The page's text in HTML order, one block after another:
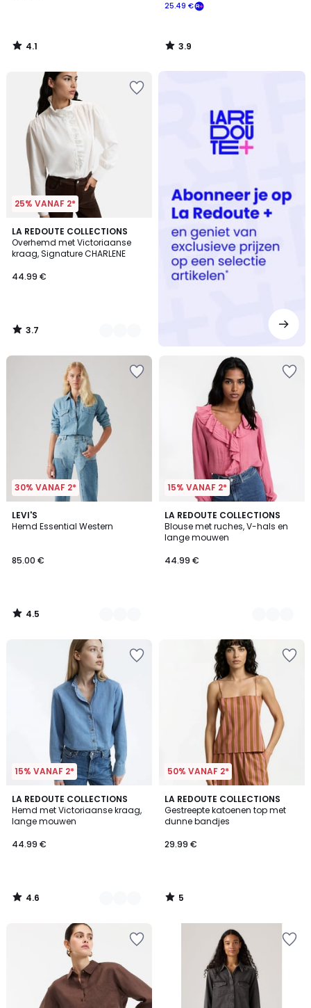
4.1
/
25.49 €
3.9
/
25% VANAF 2*
LA REDOUTE COLLECTIONS
Overhemd met Victoriaanse
kraag, Signature CHARLENE
44.99 €
3.7
/ 5
2
Kleuren
3.7
/
30% VANAF 2*
LEVI'S
Hemd Essential Western
85.00 €
4.5
/ 5
3
Kleuren
4.5
/
15% VANAF 2*
LA REDOUTE COLLECTIONS
Blouse met ruches, V-hals en
lange mouwen
44.99 €
2
Kleuren
15% VANAF 2*
LA REDOUTE COLLECTIONS
Hemd met Victoriaanse kraag,
lange mouwen
44.99 €
4.6
/ 5
3
Kleuren
4.6
/
50% VANAF 2*
LA REDOUTE COLLECTIONS
Gestreepte katoenen top met
dunne bandjes
29.99 €
5
/
5
5
/